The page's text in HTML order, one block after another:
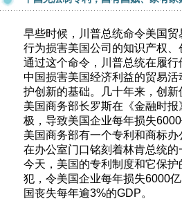
早些时候，川普总统命令美国
行为损害美国公司的知识产权、
通过这个命令，川普总统在履
中国损害美国经济利益的贸易
护创新的基础。几十年来，创新
美国商务部长罗斯在《金融时
极，导致美国企业每年损失6000
美国商务部有一个专利和商标
在办公室门口铭刻着林肯总统的
今天，美国的专利制度和它保
犯，令美国企业每年损失6000
国丧失每年逾3%的GDP。